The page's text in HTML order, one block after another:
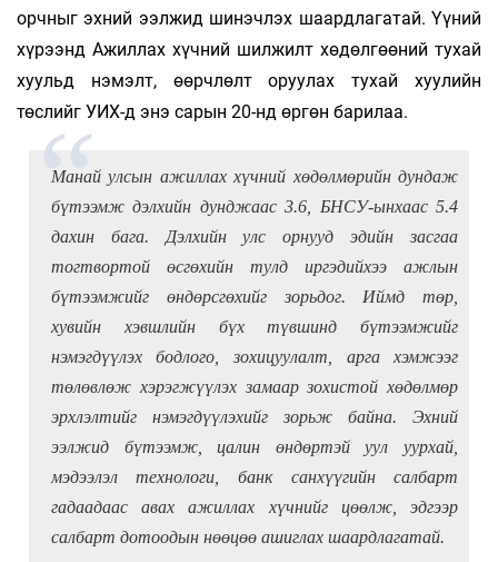
орчныг эхний ээл­жид шинэчлэх шаардлагатай. Үүний
хүрээнд Ажил­­лах хүчний шилжилт хөдөлгөөний тухай
хуульд нэмэлт, өөрчлөлт оруулах тухай хуулийн
төслийг УИХ-д энэ сарын 20-нд өргөн барилаа.
Манай улсын ажиллах хүчний хөдөлмөрийн дундаж
бүтээмж дэлхийн дунджаас 3.6, БНСУ-ынхаас 5.4
дахин бага. Дэлхийн улс орнууд эдийн засгаа
тогтвортой өсгөхийн тулд иргэдийхээ аж­лын
бүтээмжийг өндөрсгөхийг зорьдог. Иймд төр,
хувийн хэвшлийн бүх түвшинд бү­тээм­­­­жийг
нэмэгдүүлэх бодлого, зохицуулалт, арга хэмжээг
төлөвлөж хэрэгжүүлэх замаар зо­хис­­той хөдөлмөр
эрхлэлтийг нэмэгдүүлэхийг зорьж байна. Эхний
ээлжид бүтээмж, цалин өндөртэй уул уурхай,
мэдээлэл технологи, банк санхүүгийн салбарт
гадаадаас авах ажиллах хүч­нийг цөөлж, эдгээр
салбарт дотоодын нөө­цөө ашиглах шаардлагатай.